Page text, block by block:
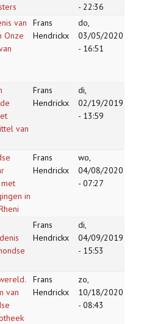
- 22:36
van
Onze
Frans
Hendrickx
do,
03/05/2020
- 16:51
van
Frans
Hendrickx
di,
02/19/2019
- 13:59
in
Frans
Hendrickx
wo,
04/08/2020
- 07:27
Frans
Hendrickx
di,
04/09/2019
- 15:53
van
Frans
Hendrickx
zo,
10/18/2020
- 08:43